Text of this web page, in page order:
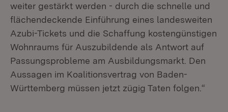
weiter gestärkt werden - durch die schnelle und
flächendeckende Einführung eines landesweiten
Azubi-Tickets und die Schaffung kostengünstigen
Wohnraums für Auszubildende als Antwort auf
Passungsprobleme am Ausbildungsmarkt. Den
Aussagen im Koalitionsvertrag von Baden-
Württemberg müssen jetzt zügig Taten folgen.“